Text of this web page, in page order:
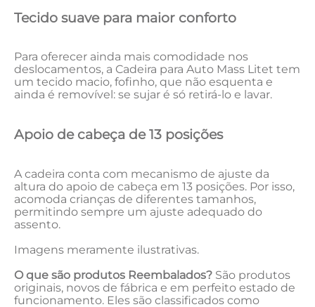
Tecido suave para maior conforto
Para oferecer ainda mais comodidade nos
deslocamentos, a Cadeira para Auto Mass Litet tem
um tecido macio, fofinho, que não esquenta e
ainda é removível: se sujar é só retirá-lo e lavar.
Apoio de cabeça de 13 posições
A cadeira conta com mecanismo de ajuste da
altura do apoio de cabeça em 13 posições. Por isso,
acomoda crianças de diferentes tamanhos,
permitindo sempre um ajuste adequado do
assento.
Imagens meramente ilustrativas.
O que são produtos Reembalados? São produtos
originais, novos de fábrica e em perfeito estado de
funcionamento. Eles são classificados como